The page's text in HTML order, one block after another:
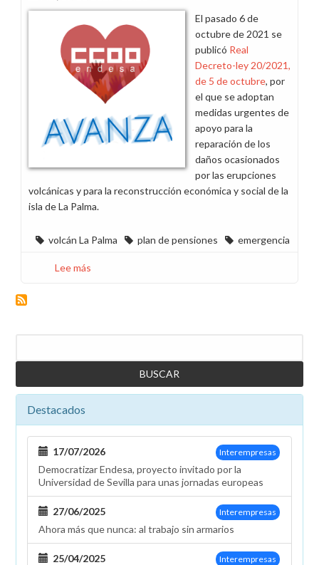
al
Plan
Pensiones
El pasado 6 de
octubre de 2021 se
publicó Real
Decreto-ley 20/2021,
de 5 de octubre, por
el que se adoptan
medidas urgentes de
apoyo para la
reparación de los
daños ocasionados
por las erupciones
volcánicas y para la reconstrucción económica y social de la
isla de La Palma.
volcán La Palma plan de pensiones emergencia
Lee más
para
afectados
el
volcán
de
La
Palma
Destacados
Interempresas
17/07/2026
Democratizar Endesa, proyecto invitado por la
Universidad de Sevilla para unas jornadas europeas
Interempresas
27/06/2025
Ahora más que nunca: al trabajo sin armarios
Interempresas
25/04/2025